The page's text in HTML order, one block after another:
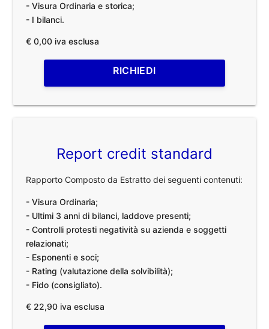
- Visura Ordinaria e storica;
- I bilanci.
€ 0,00 iva esclusa
RICHIEDI
Report credit standard
Rapporto Composto da Estratto dei seguenti contenuti:
- Visura Ordinaria;
- Ultimi 3 anni di bilanci, laddove presenti;
- Controlli protesti negatività su azienda e soggetti
relazionati;
- Esponenti e soci;
- Rating (valutazione della solvibilità);
- Fido (consigliato).
€ 22,90 iva esclusa